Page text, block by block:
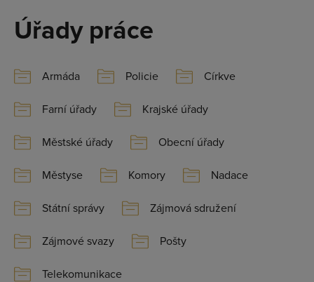
Úřady práce
Armáda Policie Církve
Farní úřady Krajské úřady
Městské úřady Obecní úřady
Městyse Komory Nadace
Státní správy Zájmová sdružení
Zájmové svazy Pošty
Telekomunikace
Přihlásit se